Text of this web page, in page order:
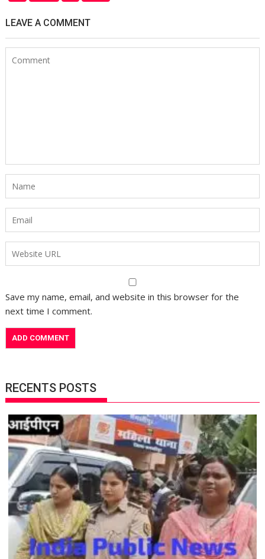
LEAVE A COMMENT
Save my name, email, and website in this browser for the
next time I comment.
RECENTS POSTS